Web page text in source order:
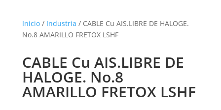
Inicio/ Industria / CABLE Cu AIS.LIBRE DE HALOGE.
No.8 AMARILLO FRETOX LSHF
CABLE Cu AIS.LIBRE DE
HALOGE. No.8
AMARILLO FRETOX LSHF